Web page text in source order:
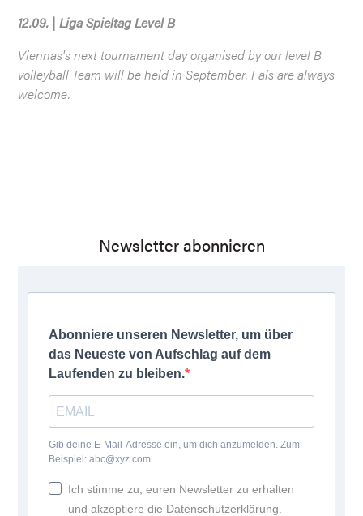
12.09. | Liga Spieltag Level B
Viennas's next tournament day organised by our level B
volleyball Team will be held in September. Fals are always
welcome.
Newsletter abonnieren
Abonniere unseren Newsletter, um über
das Neueste von Aufschlag auf dem
Laufenden zu bleiben.
Gib deine E-Mail-Adresse ein, um dich anzumelden. Zum
Beispiel: abc@xyz.com
Ich stimme zu, euren Newsletter zu erhalten
und akzeptiere die Datenschutzerklärung.